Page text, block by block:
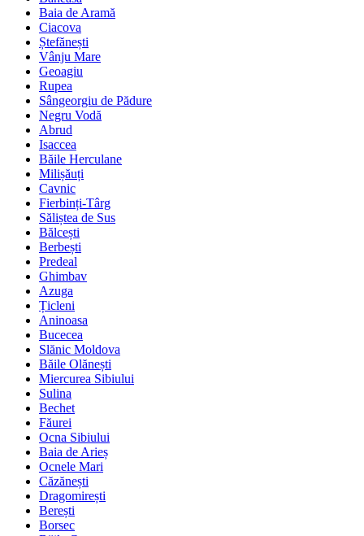
Baia de Aramă
Ciacova
Ștefănești
Vânju Mare
Geoagiu
Rupea
Sângeorgiu de Pădure
Negru Vodă
Abrud
Isaccea
Băile Herculane
Milișăuți
Cavnic
Fierbinți-Târg
Săliștea de Sus
Bălcești
Berbești
Predeal
Ghimbav
Azuga
Țicleni
Aninoasa
Bucecea
Slănic Moldova
Băile Olănești
Miercurea Sibiului
Sulina
Bechet
Făurei
Ocna Sibiului
Baia de Arieș
Ocnele Mari
Căzănești
Dragomirești
Berești
Borsec